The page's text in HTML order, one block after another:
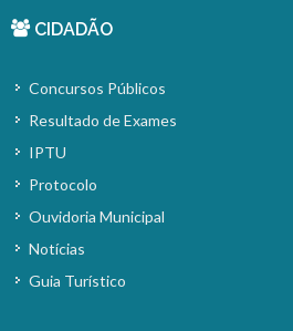
CIDADÃO
Concursos Públicos
Resultado de Exames
IPTU
Protocolo
Ouvidoria Municipal
Notícias
Guia Turístico